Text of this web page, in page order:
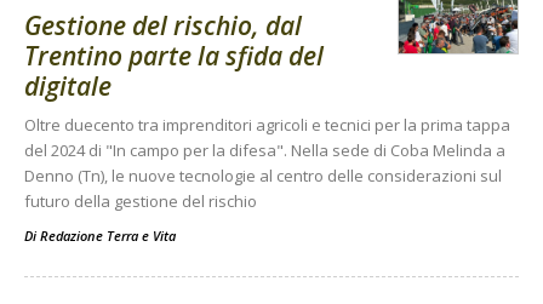
Gestione del rischio, dal
Trentino parte la sfida del
digitale
Oltre duecento tra imprenditori agricoli e tecnici per la prima tappa
del 2024 di "In campo per la difesa". Nella sede di Coba Melinda a
Denno (Tn), le nuove tecnologie al centro delle considerazioni sul
futuro della gestione del rischio
Di Redazione Terra e Vita